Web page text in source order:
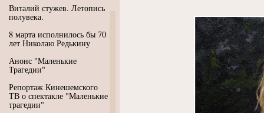
Виталий стужев. Летопись
полувека.
8 марта исполнилось бы 70
лет Николаю Редькину
Анонс "Маленькие
Трагедии"
Репортаж Кинешемского
ТВ о спектакле "Маленькие
трагедии"